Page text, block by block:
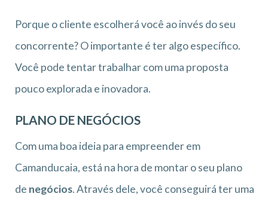
Porque o cliente escolherá você ao invés do seu
concorrente? O importante é ter algo específico.
Você pode tentar trabalhar com uma proposta
pouco explorada e inovadora.
PLANO DE NEGÓCIOS
Com uma boa ideia para empreender em
Camanducaia, está na hora de montar o seu plano
de negócios. Através dele, você conseguirá ter uma